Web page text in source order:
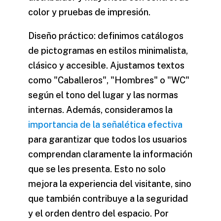
color y pruebas de impresión.
Diseño práctico: definimos catálogos
de pictogramas en estilos minimalista,
clásico y accesible. Ajustamos textos
como "Caballeros", "Hombres" o "WC"
según el tono del lugar y las normas
internas. Además, consideramos la
importancia de la señalética efectiva
para garantizar que todos los usuarios
comprendan claramente la información
que se les presenta. Esto no solo
mejora la experiencia del visitante, sino
que también contribuye a la seguridad
y el orden dentro del espacio. Por